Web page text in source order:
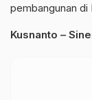
pembangunan di
Kusnanto –